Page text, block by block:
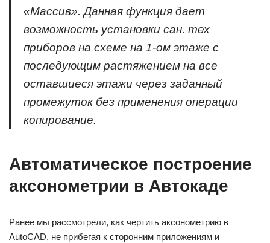
«Массив». Данная функция дает
возможность установки сан. тех
приборов на схеме на 1-ом этаже с
последующим растяжением на все
оставшиеся этажи через заданный
промежуток без применения операции
копирование.
Автоматическое построение
аксонометрии в Автокаде
Ранее мы рассмотрели, как чертить аксонометрию в
AutoCAD, не прибегая к сторонним приложениям и